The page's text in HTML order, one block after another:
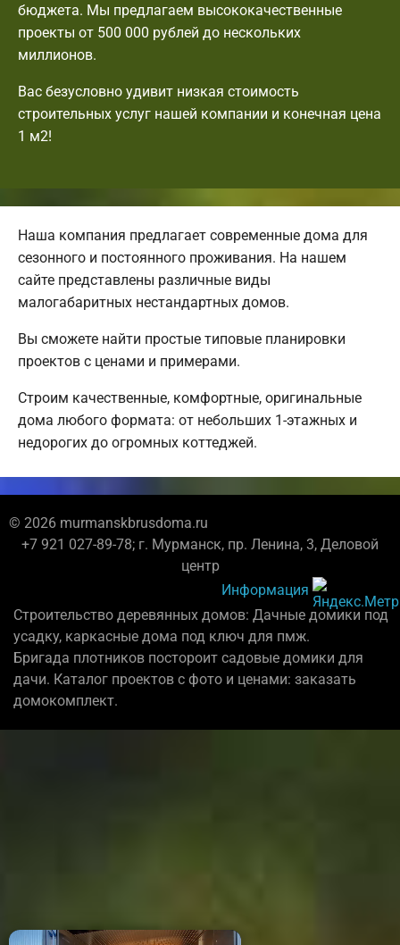
бюджета. Мы предлагаем высококачественные
проекты от 500 000 рублей до нескольких
миллионов.
Вас безусловно удивит низкая стоимость
строительных услуг нашей компании и конечная цена
1 м2!
Наша компания предлагает современные дома для
сезонного и постоянного проживания. На нашем
сайте представлены различные виды
малогабаритных нестандартных домов.
Вы сможете найти простые типовые планировки
проектов с ценами и примерами.
Строим качественные, комфортные, оригинальные
дома любого формата: от небольших 1-этажных и
недорогих до огромных коттеджей.
© 2026 murmanskbrusdoma.ru
+7 921 027-89-78; г. Мурманск, пр. Ленина, 3, Деловой
центр
Информация
Строительство деревянных домов: Дачные домики под
усадку, каркасные дома под ключ для пмж.
Бригада плотников постороит садовые домики для
дачи. Каталог проектов с фото и ценами: заказать
домокомплект.